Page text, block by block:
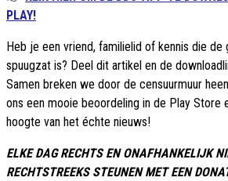
PLAY!
Heb je een vriend, familielid of kennis die
spuugzat is? Deel dit artikel en de
Samen breken we door de censuurmuur
ons een mooie beoordeling in de Play Store
hoogte van het échte nieuws!
ELKE DAG RECHTS EN ONAFHANKELIJK
RECHTSTREEKS STEUNEN MET EEN